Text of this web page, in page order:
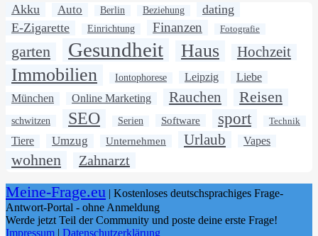
Akku Auto Berlin Beziehung
dating
E-Zigarette
Einrichtung Finanzen Fotografie
garten Gesundheit Haus Hochzeit
Immobilien Iontophorese Leipzig Liebe
München Online Marketing Rauchen Reisen
schwitzen SEO Serien Software sport Technik
Tiere Umzug Unternehmen Urlaub Vapes
wohnen Zahnarzt
Meine-Frage.eu | Kostenloses deutschsprachiges Frage-
Antwort-Portal - ohne Anmeldung
Werde jetzt Teil der Community und poste deine erste Frage!
Impressum | Datenschutzerklärung